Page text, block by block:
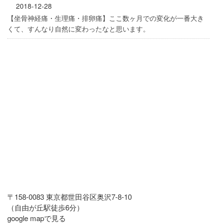
2018-12-28
【坐骨神経痛・生理痛・排卵痛】ここ数ヶ月での変化が一番大き
くて、すんなり自然に変わったなと思います。
〒158-0083 東京都世田谷区奥沢7-8-10
（自由が丘駅徒歩6分）
google mapで見る